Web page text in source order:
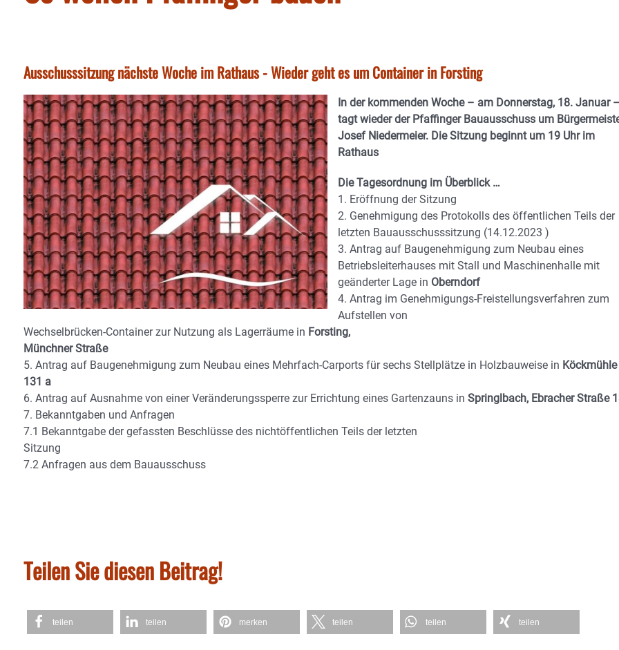
Ausschusssitzung nächste Woche im Rathaus - Wieder geht es um Container in Forsting
In der kommenden Woche – am Donnerstag, 18. Januar
tagt wieder der Pfaffinger Bauausschuss um
Josef Niedermeier. Die Sitzung beginnt um 19 Uhr im
Rathaus
Die Tagesordnung im Überblick …
1. Eröffnung der Sitzung
2. Genehmigung des Protokolls des öffentlichen Teils der
letzten Bauausschusssitzung (14.12.2023 )
3. Antrag auf Baugenehmigung zum Neubau eines
Betriebsleiterhauses mit Stall und Maschinenhalle mit
geänderter Lage in Oberndorf
4. Antrag im Genehmigungs-Freistellungsverfahren zum
Aufstellen von
Wechselbrücken-Container zur Nutzung als Lagerräume in Forsting,
Münchner Straße
5. Antrag auf Baugenehmigung zum Neubau eines Mehrfach-Carports für sechs Stellplätze in Holzbauweise in Köckmühle
131 a
6. Antrag auf Ausnahme von einer Veränderungssperre zur Errichtung eines Gartenzauns in Springlbach, Ebracher Straße
7. Bekanntgaben und Anfragen
7.1 Bekanntgabe der gefassten Beschlüsse des nichtöffentlichen Teils der letzten
Sitzung
7.2 Anfragen aus dem Bauausschuss
Teilen Sie diesen Beitrag!
teilen teilen merken teilen teilen teilen